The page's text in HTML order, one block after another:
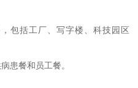
包括工厂、写字楼、科技园区
患餐和员工餐。